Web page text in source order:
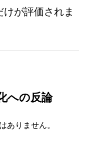
けが評価されま
への反論
ありません。